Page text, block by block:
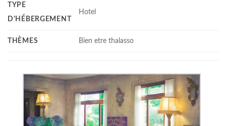
TYPE
D'HÉBERGEMENT
Hotel
THÈMES Bien etre thalasso